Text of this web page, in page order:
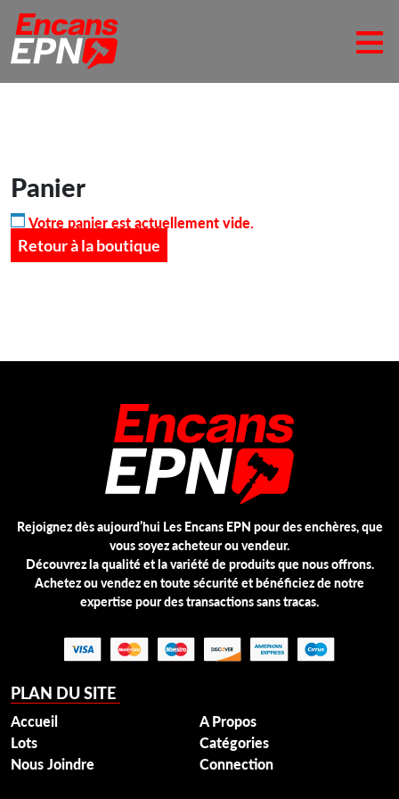
Panier
Votre panier est actuellement vide.
Retour à la boutique
PLAN DU SITE
Accueil
A Propos
Lots
Catégories
Nous Joindre
Connection
Rejoignez dès aujourd’hui Les Encans EPN pour des enchères, que
vous soyez acheteur ou vendeur.
Découvrez la qualité et la variété de produits que nous offrons.
Achetez ou vendez en toute sécurité et bénéficiez de notre
expertise pour des transactions sans tracas.